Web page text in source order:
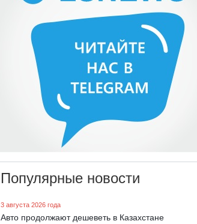
Популярные новости
3 августа 2026 года
Авто продолжают дешеветь в Казахстане